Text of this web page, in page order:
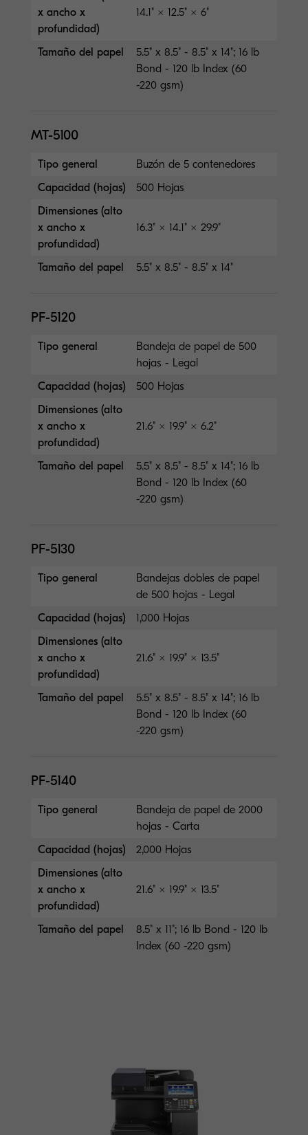
x ancho x
profundidad)
14.1" × 12.5" × 6"
Tamaño del papel
5.5" x 8.5" - 8.5" x 14"; 16 lb
Bond - 120 lb Index (60
-220 gsm)
MT-5100
Tipo general
Buzón de 5 contenedores
Capacidad (hojas)
500 Hojas
Dimensiones (alto
x ancho x
profundidad)
16.3" × 14.1" × 29.9"
Tamaño del papel 5.5" x 8.5" - 8.5" x 14"
PF-5120
Tipo general
Bandeja de papel de 500
hojas - Legal
Capacidad (hojas)
500 Hojas
Dimensiones (alto
x ancho x
profundidad)
21.6" × 19.9" × 6.2"
Tamaño del papel
5.5" x 8.5" - 8.5" x 14"; 16 lb
Bond - 120 lb Index (60
-220 gsm)
PF-5130
Tipo general
Bandejas dobles de papel
de 500 hojas - Legal
Capacidad (hojas)
1,000 Hojas
Dimensiones (alto
x ancho x
profundidad)
21.6" × 19.9" × 13.5"
Tamaño del papel
5.5" x 8.5" - 8.5" x 14"; 16 lb
Bond - 120 lb Index (60
-220 gsm)
PF-5140
Tipo general
Bandeja de papel de 2000
hojas - Carta
Capacidad (hojas)
2,000 Hojas
Dimensiones (alto
x ancho x
profundidad)
21.6" × 19.9" × 13.5"
Tamaño del papel
8.5" x 11"; 16 lb Bond - 120 lb
Index (60 -220 gsm)